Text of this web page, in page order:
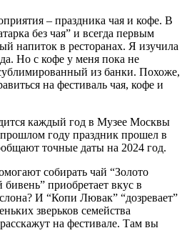
– праздника чая и кофе. В
без чая” и всегда первым
напиток в ресторанах. Я изучила
Но с кофе у меня пока не
из банки. Похоже,
на фестиваль чая, кофе и
каждый год в Музее Москвы
году праздник прошел в
точные даты на 2024 год.
собирать чай “Золото
приобретает вкус в
И “Копи Лювак” “дозревает”
зверьков семейства
на фестивале. Там вы